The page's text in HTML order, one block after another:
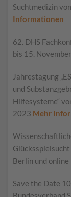
Suchtmedizin
Informationen
62. DHS
bis 15.
Jahrestagung
und
Hilfesysteme“
2023 Mehr
Glücksspielsucht
Berlin und online
Save the Date